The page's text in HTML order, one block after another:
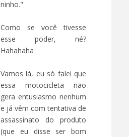
ninho."
Como se você tivesse
esse poder, né?
Hahahaha
Vamos lá, eu só falei que
essa motocicleta não
gera entusiasmo nenhum
e já vêm com tentativa de
assassinato do produto
(que eu disse ser bom